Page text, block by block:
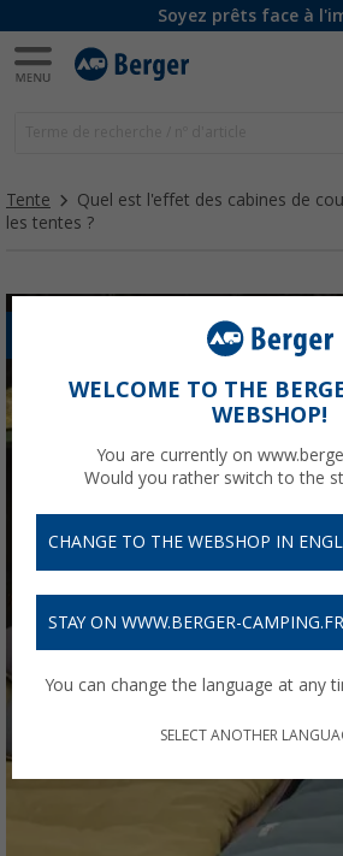
Soyez prêts face à
Tente
Quel est l'effet des cabines de
les tentes ?
WELCOME TO THE
WEBSHOP!
You are currently on
Would you rather switch to the
CHANGE TO THE WEBSHOP IN
STAY ON WWW.BERGER-CAMPING.FR
You can change the language at any
SELECT ANOTHER